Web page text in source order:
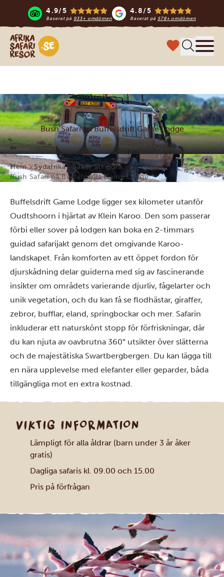
4.9/5
Baserat på 933+ omdömen
4.8/5
Baserat på 578+ omdömen
Safari-resor i Afrika
Bush Safari på Buffelsdrift Game Lodge
Hem Sydafrika
Saker att göra
Bush Safari på Buffelsdrift Game Lodge
Buffelsdrift Game Lodge ligger sex kilometer utanför
Oudtshoorn i hjärtat av Klein Karoo. Den som passerar
förbi eller sover på lodgen kan boka en 2-timmars
guidad safarijakt genom det omgivande Karoo-
landskapet. Från komforten av ett öppet fordon för
djurskådning delar guiderna med sig av fascinerande
insikter om områdets varierande djurliv, fågelarter och
unik vegetation, och du kan få se flodhästar, giraffer,
zebror, bufflar, eland, springbockar och mer. Safarin
inkluderar ett naturskönt stopp för förfriskningar, där
du kan njuta av oavbrutna 360° utsikter över slätterna
och de majestätiska Swartbergbergen. Du kan lägga till
en nära upplevelse med elefanter eller geparder, båda
tillgängliga mot en extra kostnad.
VIKTIG INFORMATION
Lämpligt för alla åldrar (barn under 3 år åker
gratis)
Dagliga safaris kl. 09.00 och 15.00
Pris på förfrågan